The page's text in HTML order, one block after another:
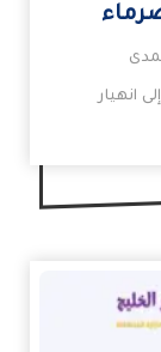
انهيار